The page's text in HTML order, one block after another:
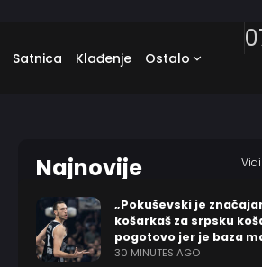
Satnica Klađenje Ostalo
Najnovije
„Pokuševski je
košarkaš za srpsku
pogotovo jer je baza
30 MINUTES AGO